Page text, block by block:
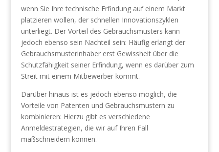
wenn Sie Ihre technische Erfindung auf einem Markt
platzieren wollen, der schnellen Innovationszyklen
unterliegt. Der Vorteil des Gebrauchsmusters kann
jedoch ebenso sein Nachteil sein: Häufig erlangt der
Gebrauchsmusterinhaber erst Gewissheit über die
Schutzfähigkeit seiner Erfindung, wenn es darüber zum
Streit mit einem Mitbewerber kommt.
Darüber hinaus ist es jedoch ebenso möglich, die
Vorteile von Patenten und Gebrauchsmustern zu
kombinieren: Hierzu gibt es verschiedene
Anmeldestrategien, die wir auf Ihren Fall
maßschneidern können.